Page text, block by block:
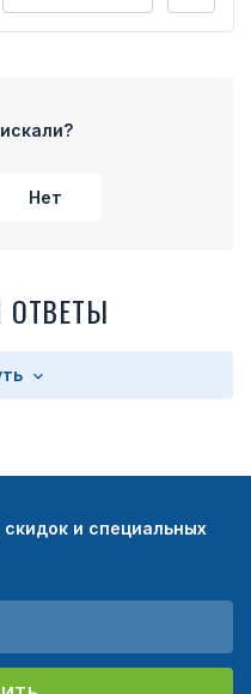
Нет
скидок и специальных